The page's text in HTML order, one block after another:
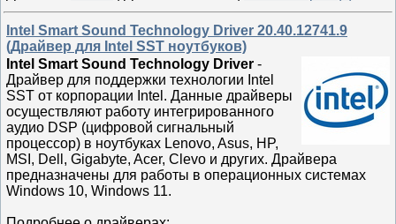
Intel Smart Sound Technology Driver 20.40.12741.9
(Драйвер для Intel SST ноутбуков)
Intel Smart Sound Technology Driver -
Драйвер для поддержки технологии Intel
SST от корпорации Intel. Данные драйверы
осуществляют работу интегрированного
аудио DSP (цифровой сигнальный
процессор) в ноутбуках Lenovo, Asus, HP,
MSI, Dell, Gigabyte, Acer, Clevo и других. Драйвера
предназначены для работы в операционных системах
Windows 10, Windows 11.